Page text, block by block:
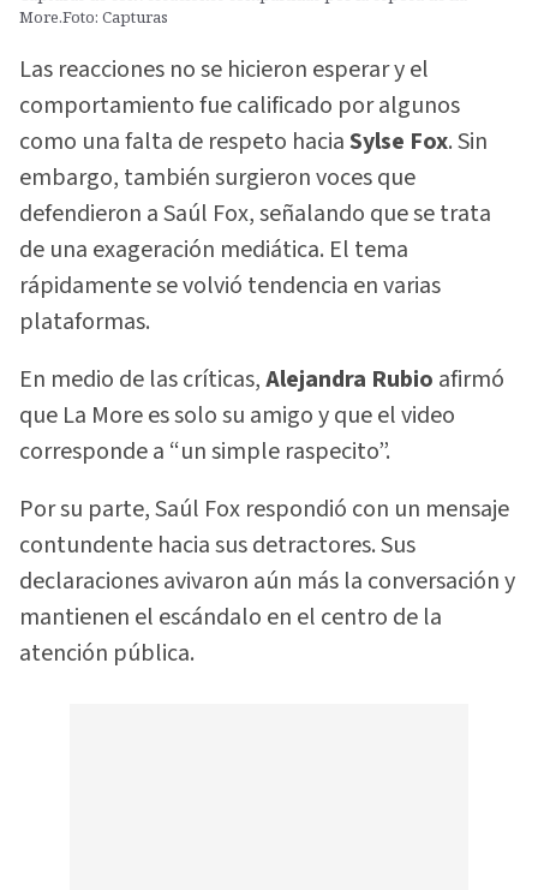
More.Foto: Capturas
Las reacciones no se hicieron esperar y el
comportamiento fue calificado por algunos
como una falta de respeto haciaSylse Fox. Sin
embargo, también surgieron voces que
defendieron a Saúl Fox, señalando que se trata
de una exageración mediática. El tema
rápidamente se volvió tendencia en varias
plataformas.
En medio de las críticas,Alejandra Rubio afirmó
que La More es solo su amigo y que el video
corresponde a “un simple raspecito”.
Por su parte, Saúl Fox respondió con un mensaje
contundente hacia sus detractores. Sus
declaraciones avivaron aún más la conversación y
mantienen el escándalo en el centro de la
atención pública.